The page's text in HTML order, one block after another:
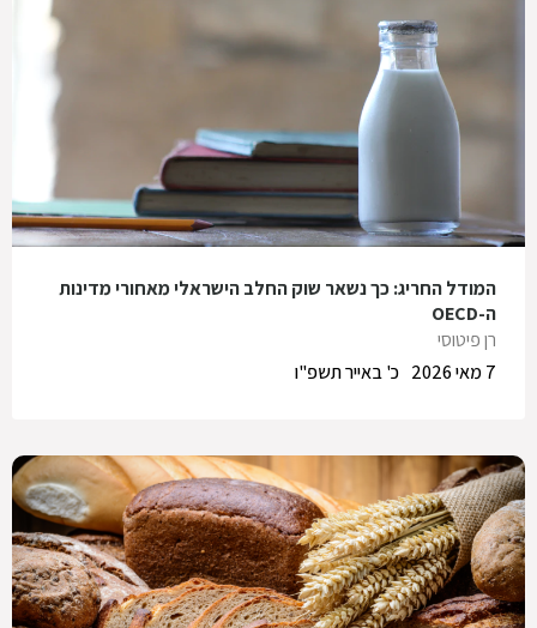
המודל החריג: כך נשאר שוק החלב הישראלי מאחורי מדינות
ה-OECD
רן פיטוסי
כ' באייר תשפ"ו
7 מאי 2026